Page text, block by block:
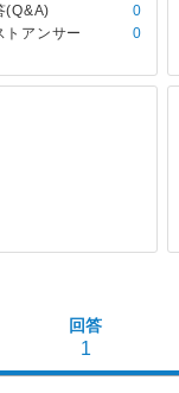
(Q&A)
0
トアンサー
0
回答
1